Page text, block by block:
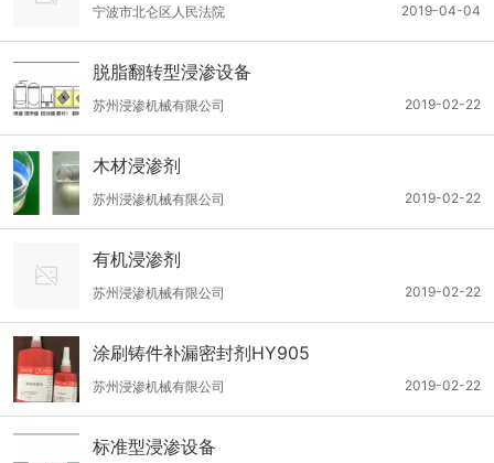
2019-04-04
宁波市北仑区人民法院
脱脂翻转型浸渗设备
2019-02-22
苏州浸渗机械有限公司
木材浸渗剂
2019-02-22
苏州浸渗机械有限公司
有机浸渗剂
2019-02-22
苏州浸渗机械有限公司
涂刷铸件补漏密封剂HY905
2019-02-22
苏州浸渗机械有限公司
标准型浸渗设备